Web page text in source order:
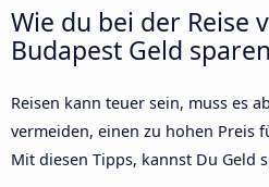
Wie du bei der Reise
Budapest Geld
Reisen kann teuer sein, muss es
vermeiden, einen zu hohen Preis
Mit diesen Tipps, kannst Du Geld